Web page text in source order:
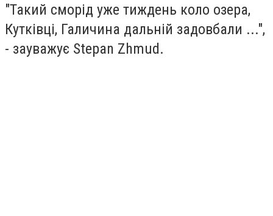
"Такий сморід уже тиждень коло озера,
Кутківці, Галичина дальній задовбали ...",
- зауважує Stepan Zhmud.